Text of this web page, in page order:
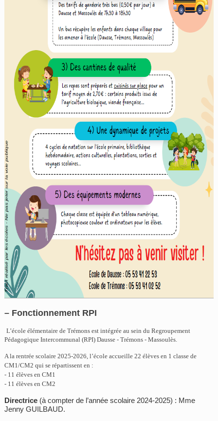
– Fonctionnement RPI
L’école élémentaire de Trémons est intégrée au sein du Regroupement
Pédagogique Intercommunal (RPI) Dausse - Trémons - Massoulès.
A la rentrée scolaire 2025-2026, l’école accueille 22 élèves en 1 classe de
CM1/CM2 qui se répartissent en :
- 11 élèves en CM1
- 11 élèves en CM2
Directrice (à compter de l’année scolaire 2024-2025) : Mme
Jenny GUILBAUD.